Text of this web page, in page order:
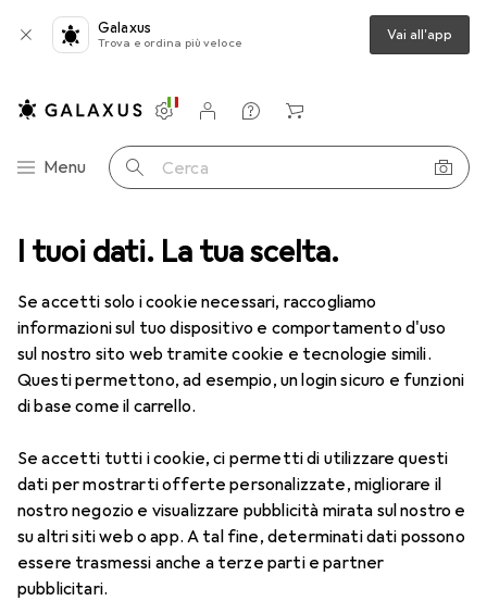
I tuoi dati. La tua scelta.
Se accetti solo i cookie necessari, raccogliamo
informazioni sul tuo dispositivo e comportamento d'uso
sul nostro sito web tramite cookie e tecnologie simili.
Questi permettono, ad esempio, un login sicuro e funzioni
di base come il carrello.
Se accetti tutti i cookie, ci permetti di utilizzare questi
dati per mostrarti offerte personalizzate, migliorare il
nostro negozio e visualizzare pubblicità mirata sul nostro e
su altri siti web o app. A tal fine, determinati dati possono
essere trasmessi anche a terze parti e partner
pubblicitari.
Galaxus
Trova e ordina più veloce Vai all'app
Categoria Navigazione
Menu Cerca
Impostazioni
Conto cliente
Liste di confronto
Liste dei desideri
Carrello
Lenti a contatto Air Optix più HydraGlyde per l'astigmatismo
1 Immagine
Air Optix più HydraGlyde per
-7, Obiettivo mensile, 6 pz., Torico
Prezzo in EUR IVA incl.
EUR
52,90 EUR
8,82/1pz.